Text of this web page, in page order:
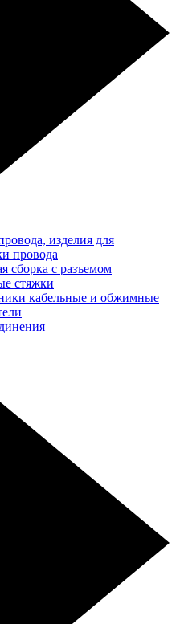
изделия для
провода
сборка с разъемом
стяжки
кабельные и обжимные